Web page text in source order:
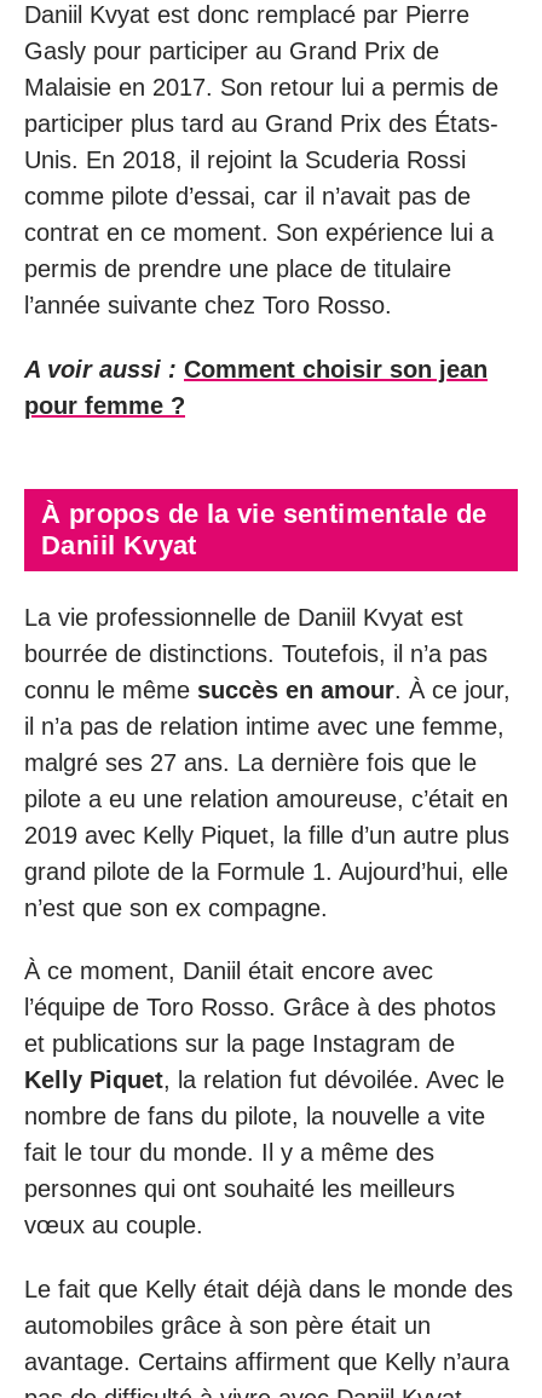
Daniil Kvyat est donc remplacé par Pierre
Gasly pour participer au Grand Prix de
Malaisie en 2017. Son retour lui a permis de
participer plus tard au Grand Prix des États-
Unis. En 2018, il rejoint la Scuderia Rossi
comme pilote d’essai, car il n’avait pas de
contrat en ce moment. Son expérience lui a
permis de prendre une place de titulaire
l’année suivante chez Toro Rosso.
A voir aussi : Comment choisir son jean
pour femme ?
À propos de la vie sentimentale de
Daniil Kvyat
La vie professionnelle de Daniil Kvyat est
bourrée de distinctions. Toutefois, il n’a pas
connu le même succès en amour. À ce jour,
il n’a pas de relation intime avec une femme,
malgré ses 27 ans. La dernière fois que le
pilote a eu une relation amoureuse, c’était en
2019 avec Kelly Piquet, la fille d’un autre plus
grand pilote de la Formule 1. Aujourd’hui, elle
n’est que son ex compagne.
À ce moment, Daniil était encore avec
l’équipe de Toro Rosso. Grâce à des photos
et publications sur la page Instagram de
Kelly Piquet, la relation fut dévoilée. Avec le
nombre de fans du pilote, la nouvelle a vite
fait le tour du monde. Il y a même des
personnes qui ont souhaité les meilleurs
vœux au couple.
Le fait que Kelly était déjà dans le monde des
automobiles grâce à son père était un
avantage. Certains affirment que Kelly n’aura